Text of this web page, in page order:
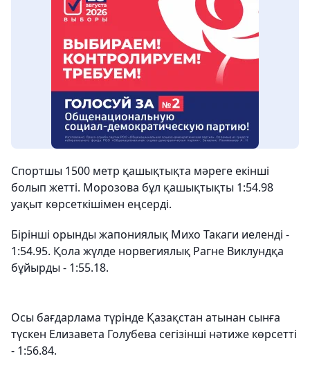
Спортшы 1500 метр қашықтықта мәреге екінші
болып жетті. Морозова бұл қашықтықты 1:54.98
уақыт көрсеткішімен еңсерді.
Бірінші орынды жапониялық Михо Такаги иеленді -
1:54.95. Қола жүлде норвегиялық Рагне Виклундқа
бұйырды - 1:55.18.
Осы бағдарлама түрінде Қазақстан атынан сынға
түскен Елизавета Голубева сегізінші нәтиже көрсетті
- 1:56.84.